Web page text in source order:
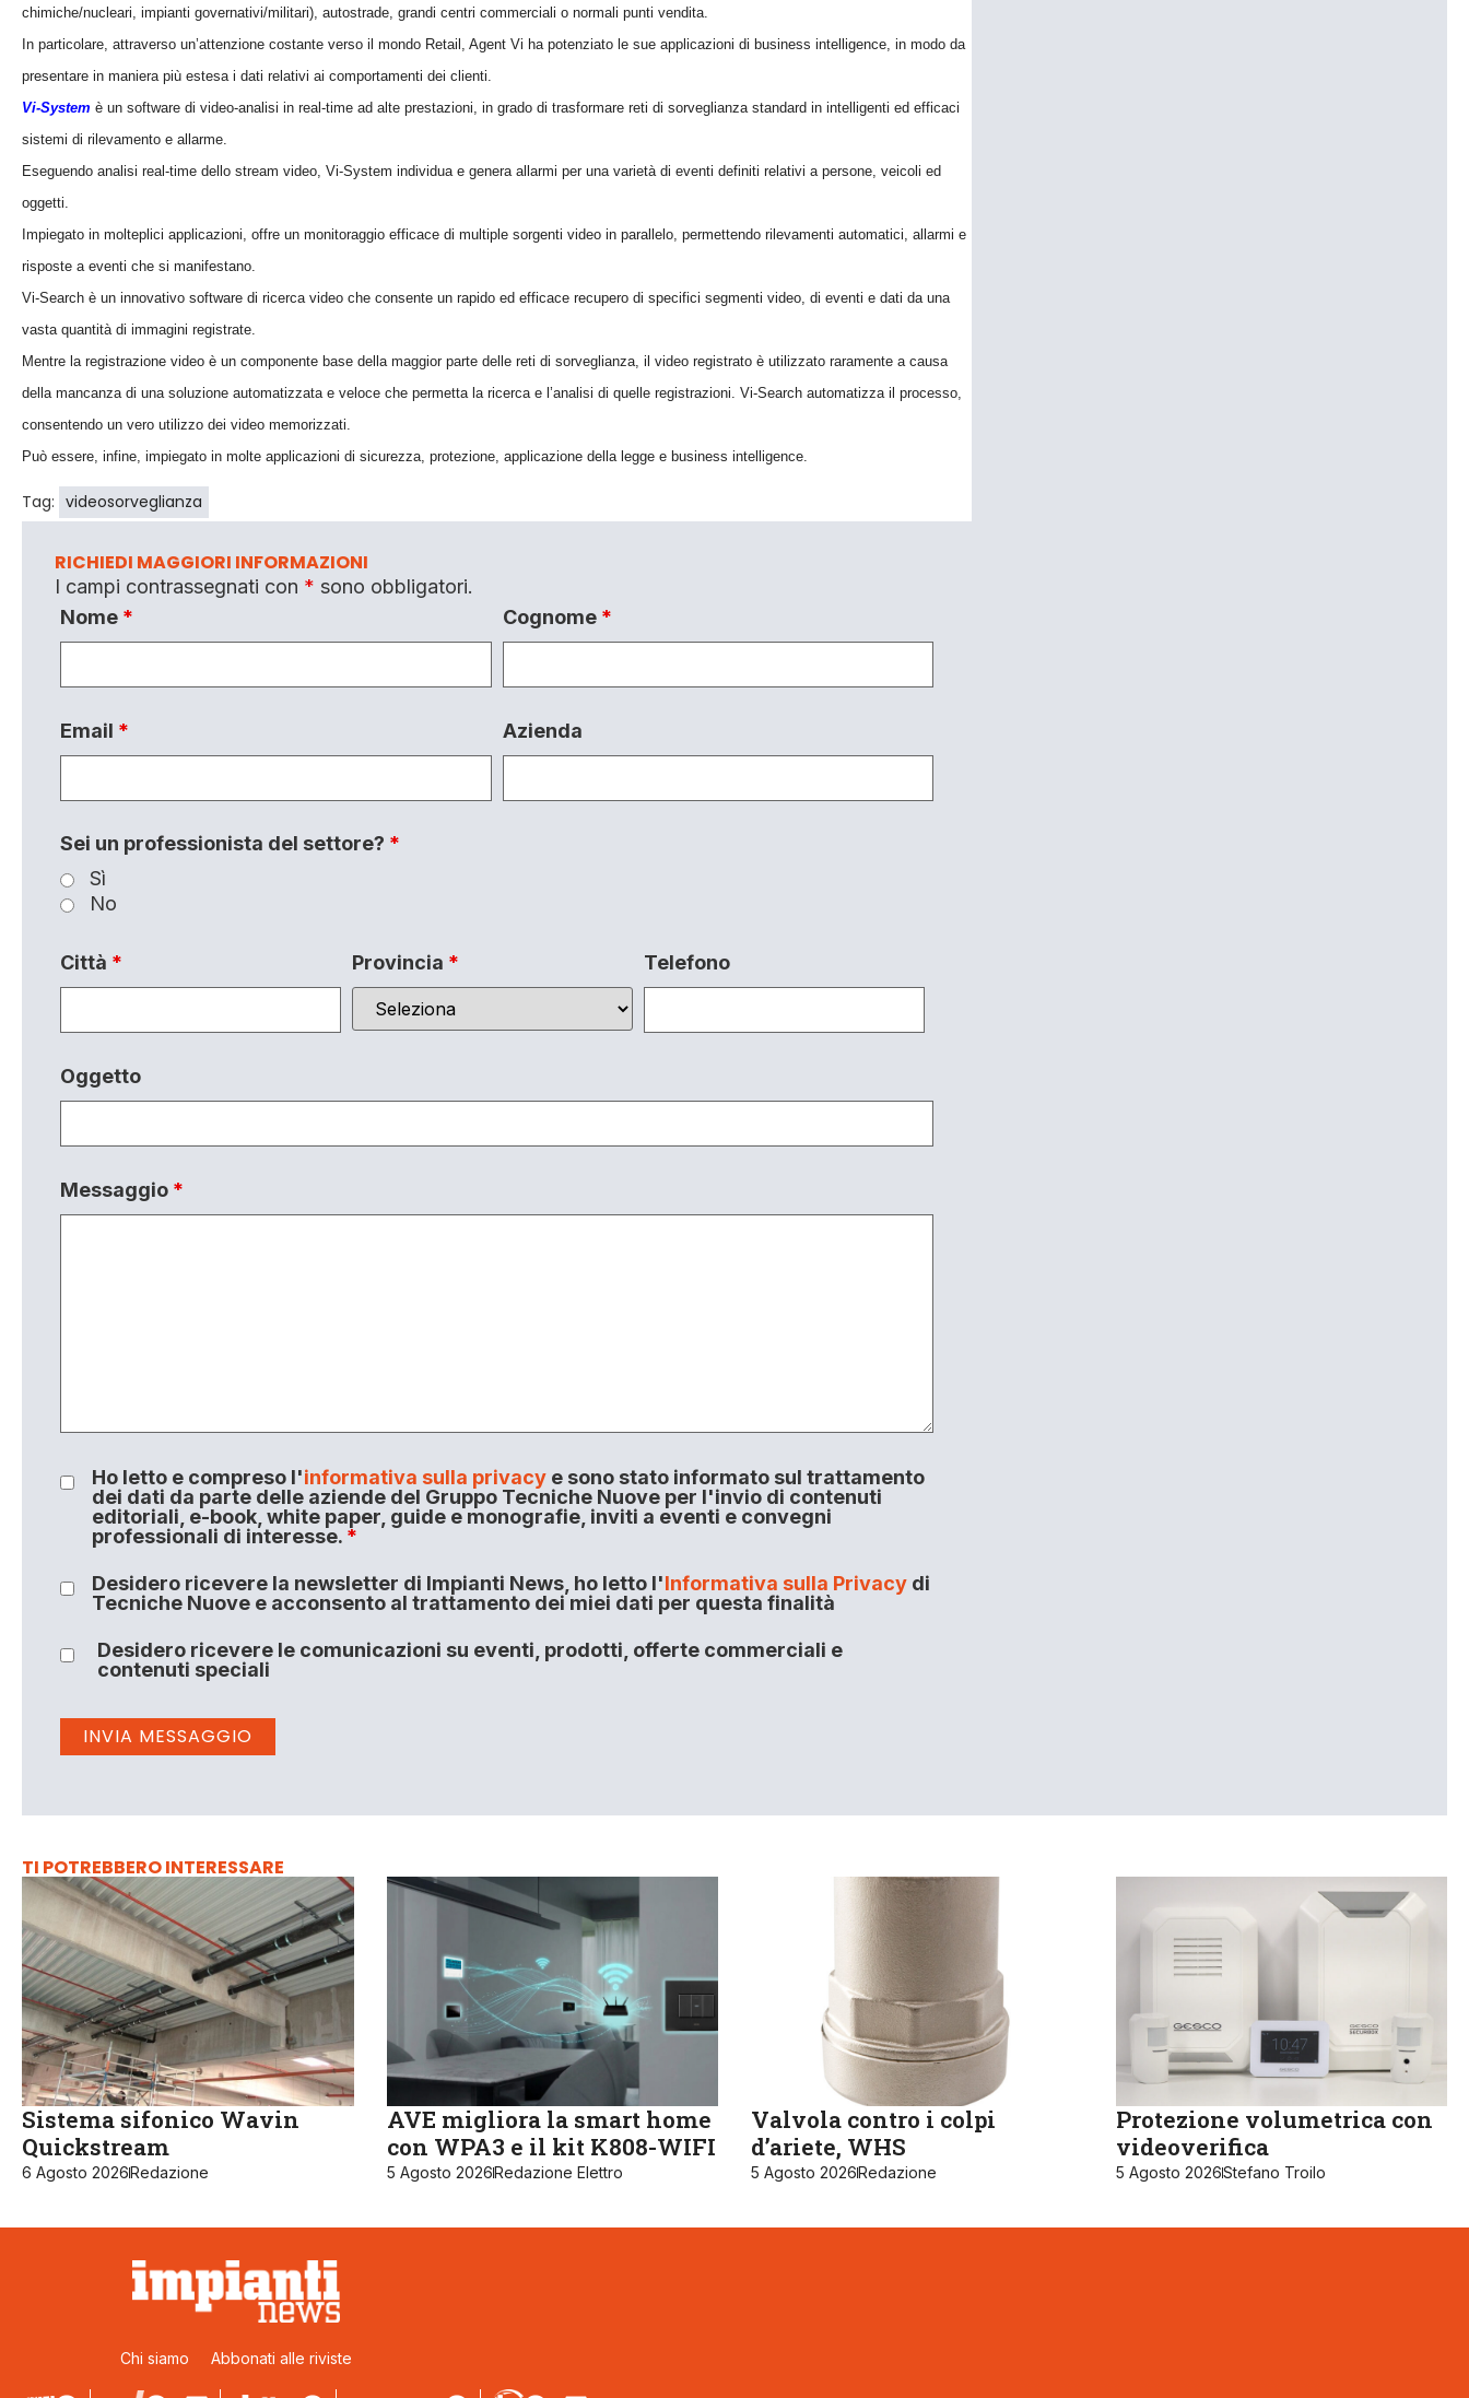
chimiche/nucleari, impianti governativi/militari), autostrade, grandi centri commerciali o normali punti vendita.
In particolare, attraverso un’attenzione costante verso il mondo Retail, Agent Vi ha potenziato le sue applicazioni di business intelligence, in modo da
presentare in maniera più estesa i dati relativi ai comportamenti dei clienti.
Vi-System è un software di video-analisi in real-time ad alte prestazioni, in grado di trasformare reti di sorveglianza standard in intelligenti ed efficaci
sistemi di rilevamento e allarme.
Eseguendo analisi real-time dello stream video, Vi-System individua e genera allarmi per una varietà di eventi definiti relativi a persone, veicoli ed
oggetti.
Impiegato in molteplici applicazioni, offre un monitoraggio efficace di multiple sorgenti video in parallelo, permettendo rilevamenti automatici, allarmi e
risposte a eventi che si manifestano.
Vi-Search è un innovativo software di ricerca video che consente un rapido ed efficace recupero di specifici segmenti video, di eventi e dati da una
vasta quantità di immagini registrate.
Mentre la registrazione video è un componente base della maggior parte delle reti di sorveglianza, il video registrato è utilizzato raramente a causa
della mancanza di una soluzione automatizzata e veloce che permetta la ricerca e l’analisi di quelle registrazioni. Vi-Search automatizza il processo,
consentendo un vero utilizzo dei video memorizzati.
Può essere, infine, impiegato in molte applicazioni di sicurezza, protezione, applicazione della legge e business intelligence.
Tag: videosorveglianza
RICHIEDI MAGGIORI INFORMAZIONI
I campi contrassegnati con * sono obbligatori.
Nome * Cognome *
Email * Azienda
Sei un professionista del settore? *
Sì
No
Città * Provincia * Telefono
Oggetto
Messaggio *
Ho letto e compreso l'informativa sulla privacye sono stato informato sul trattamento
dei dati da parte delle aziende del Gruppo Tecniche Nuove per l'invio di contenuti
editoriali, e-book, white paper, guide e monografie, inviti a eventi e convegni
professionali di interesse. *
Desidero ricevere la newsletter di Impianti News, ho letto l'Informativa sulla Privacydi
Tecniche Nuove e acconsento al trattamento dei miei dati per questa finalità
Desidero ricevere le comunicazioni su eventi, prodotti, offerte commerciali e
contenuti speciali
TI POTREBBERO INTERESSARE
Sistema sifonico Wavin
Quickstream
6 Agosto 2026Redazione
AVE migliora la smart home
con WPA3 e il kit K808-WIFI
5 Agosto 2026Redazione Elettro
Valvola contro i colpi
d’ariete, WHS
5 Agosto 2026Redazione
Protezione volumetrica con
videoverifica
5 Agosto 2026Stefano Troilo
Chi siamo Abbonati alle riviste